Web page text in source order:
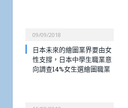
09/09/2018
日本未來的繪圖業界要由女
性支撐，日本中學生職業意
向調查14%女生選繪圖職業